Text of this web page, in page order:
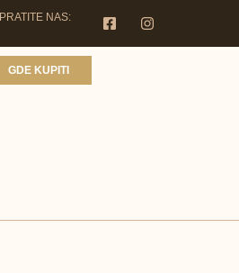
PRATITE NAS:
GDE KUPITI